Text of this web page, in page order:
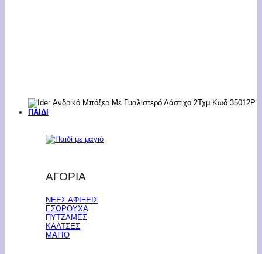
ΠΑΙΔΙ
ΑΓΟΡΙΑ
ΝΕΕΣ ΑΦΙΞΕΙΣ
ΕΣΩΡΟΥΧΑ
ΠΥΤΖΑΜΕΣ
ΚΑΛΤΣΕΣ
ΜΑΓΙΟ